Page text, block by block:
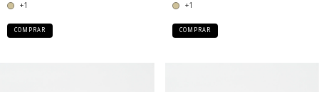
+1
COMPRAR
+1
COMPRAR